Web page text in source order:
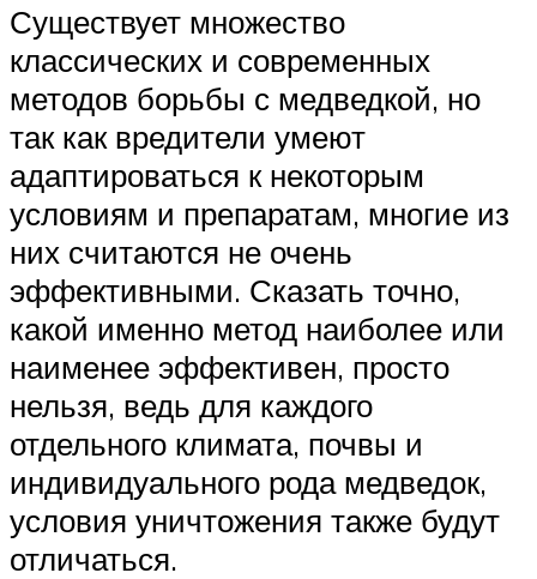
Существует множество
классических и современных
методов борьбы с медведкой, но
так как вредители умеют
адаптироваться к некоторым
условиям и препаратам, многие из
них считаются не очень
эффективными. Сказать точно,
какой именно метод наиболее или
наименее эффективен, просто
нельзя, ведь для каждого
отдельного климата, почвы и
индивидуального рода медведок,
условия уничтожения также будут
отличаться.